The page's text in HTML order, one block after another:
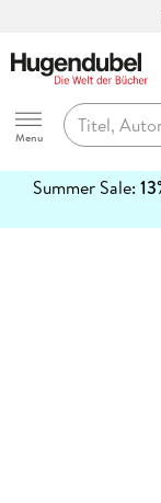
Hugendubel
Menu
Summer Sale:
erfahren